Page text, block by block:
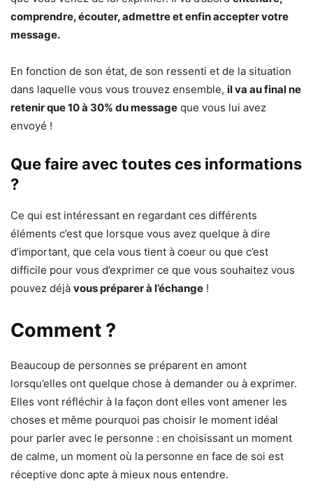
comprendre, écouter, admettre et enfin accepter votre
message.
En fonction de son état, de son ressenti et de la situation
dans laquelle vous vous trouvez ensemble, il va au final ne
retenir que 10 à 30% du message que vous lui avez
envoyé !
Que faire avec toutes ces informations
?
Ce qui est intéressant en regardant ces différents
éléments c’est que lorsque vous avez quelque à dire
d’important, que cela vous tient à coeur ou que c’est
difficile pour vous d’exprimer ce que vous souhaitez vous
pouvez déjà vous préparer à l’échange !
Comment ?
Beaucoup de personnes se préparent en amont
lorsqu’elles ont quelque chose à demander ou à exprimer.
Elles vont réfléchir à la façon dont elles vont amener les
choses et même pourquoi pas choisir le moment idéal
pour parler avec le personne : en choisissant un moment
de calme, un moment où la personne en face de soi est
réceptive donc apte à mieux nous entendre.